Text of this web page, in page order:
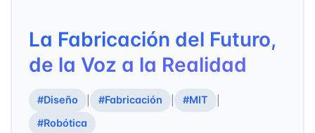
La Fabricación del Futuro,
de la Voz a la Realidad
#Diseño #Fabricación #MIT
#Robótica